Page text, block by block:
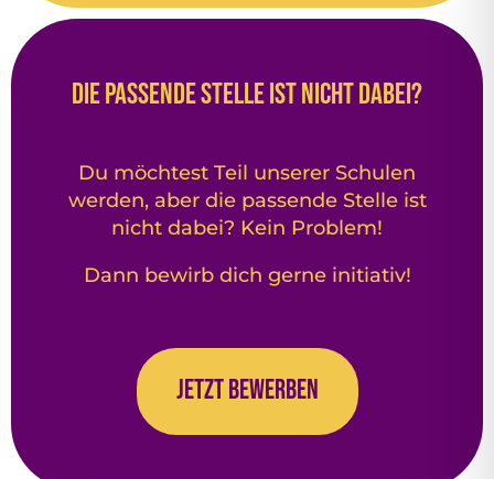
Die passende Stelle ist nicht dabei?
Du möchtest Teil unserer Schulen
werden, aber die passende Stelle ist
nicht dabei? Kein Problem!
Dann bewirb dich gerne initiativ!
Jetzt bewerben